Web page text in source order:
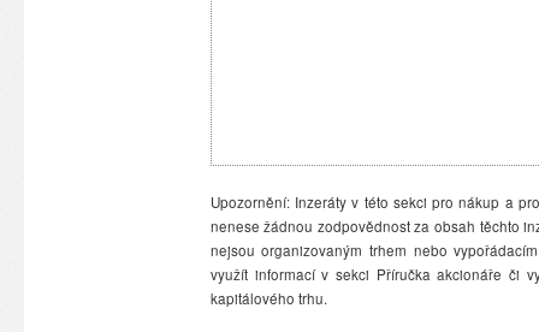
Upozornění: Inzeráty v této sekci pro nákup a
nenese žádnou zodpovědnost za obsah těchto
nejsou organizovaným trhem nebo
využít informací v sekci Příručka akcionáře či
kapitálového trhu.